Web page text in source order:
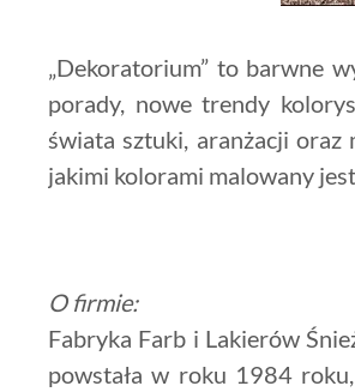
„Dekoratorium” to barwne
porady, nowe trendy
świata sztuki, aranżacji oraz
jakimi kolorami malowany jest
O firmie:
Fabryka Farb i Lakierów
powstała w roku 1984